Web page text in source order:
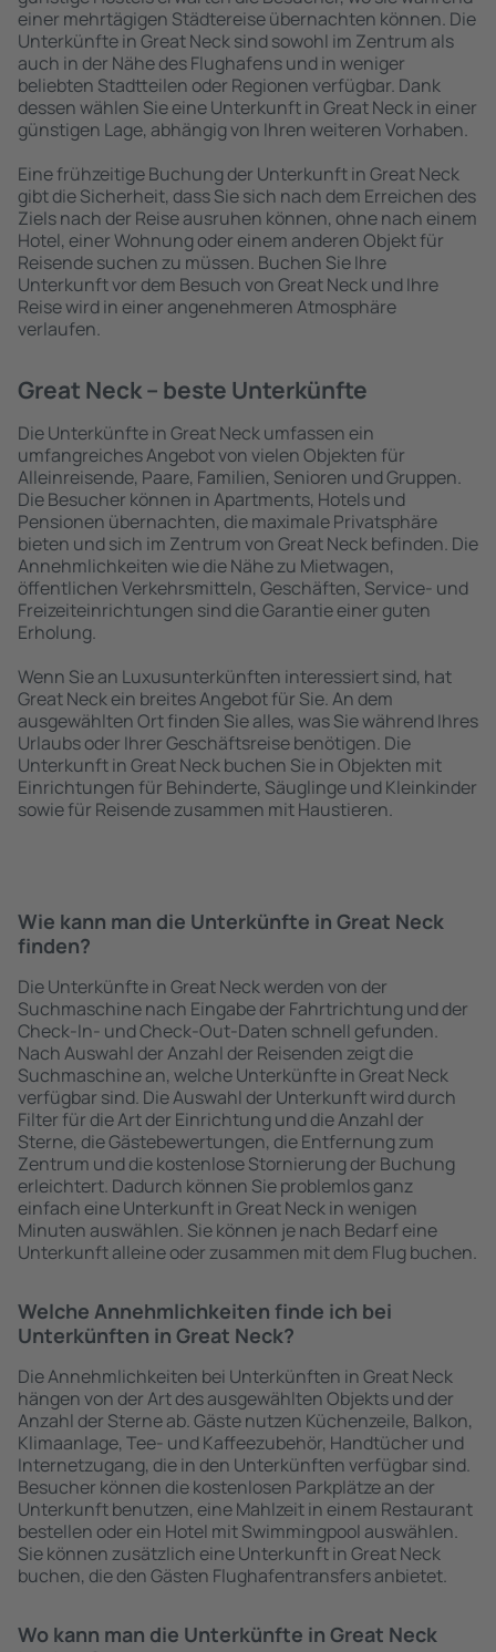
einer mehrtägigen Städtereise übernachten können. Die
Unterkünfte in Great Neck sind sowohl im Zentrum als
auch in der Nähe des Flughafens und in weniger
beliebten Stadtteilen oder Regionen verfügbar. Dank
dessen wählen Sie eine Unterkunft in Great Neck in einer
günstigen Lage, abhängig von Ihren weiteren Vorhaben.
Eine frühzeitige Buchung der Unterkunft in Great Neck
gibt die Sicherheit, dass Sie sich nach dem Erreichen des
Ziels nach der Reise ausruhen können, ohne nach einem
Hotel, einer Wohnung oder einem anderen Objekt für
Reisende suchen zu müssen. Buchen Sie Ihre
Unterkunft vor dem Besuch von Great Neck und Ihre
Reise wird in einer angenehmeren Atmosphäre
verlaufen.
Great Neck – beste Unterkünfte
Die Unterkünfte in Great Neck umfassen ein
umfangreiches Angebot von vielen Objekten für
Alleinreisende, Paare, Familien, Senioren und Gruppen.
Die Besucher können in Apartments, Hotels und
Pensionen übernachten, die maximale Privatsphäre
bieten und sich im Zentrum von Great Neck befinden. Die
Annehmlichkeiten wie die Nähe zu Mietwagen,
öffentlichen Verkehrsmitteln, Geschäften, Service- und
Freizeiteinrichtungen sind die Garantie einer guten
Erholung.
Wenn Sie an Luxusunterkünften interessiert sind, hat
Great Neck ein breites Angebot für Sie. An dem
ausgewählten Ort finden Sie alles, was Sie während Ihres
Urlaubs oder Ihrer Geschäftsreise benötigen. Die
Unterkunft in Great Neck buchen Sie in Objekten mit
Einrichtungen für Behinderte, Säuglinge und Kleinkinder
sowie für Reisende zusammen mit Haustieren.
Wie kann man die Unterkünfte in Great Neck
finden?
Die Unterkünfte in Great Neck werden von der
Suchmaschine nach Eingabe der Fahrtrichtung und der
Check-In- und Check-Out-Daten schnell gefunden.
Nach Auswahl der Anzahl der Reisenden zeigt die
Suchmaschine an, welche Unterkünfte in Great Neck
verfügbar sind. Die Auswahl der Unterkunft wird durch
Filter für die Art der Einrichtung und die Anzahl der
Sterne, die Gästebewertungen, die Entfernung zum
Zentrum und die kostenlose Stornierung der Buchung
erleichtert. Dadurch können Sie problemlos ganz
einfach eine Unterkunft in Great Neck in wenigen
Minuten auswählen. Sie können je nach Bedarf eine
Unterkunft alleine oder zusammen mit dem Flug buchen.
Welche Annehmlichkeiten finde ich bei
Unterkünften in Great Neck?
Die Annehmlichkeiten bei Unterkünften in Great Neck
hängen von der Art des ausgewählten Objekts und der
Anzahl der Sterne ab. Gäste nutzen Küchenzeile, Balkon,
Klimaanlage, Tee- und Kaffeezubehör, Handtücher und
Internetzugang, die in den Unterkünften verfügbar sind.
Besucher können die kostenlosen Parkplätze an der
Unterkunft benutzen, eine Mahlzeit in einem Restaurant
bestellen oder ein Hotel mit Swimmingpool auswählen.
Sie können zusätzlich eine Unterkunft in Great Neck
buchen, die den Gästen Flughafentransfers anbietet.
Wo kann man die Unterkünfte in Great Neck